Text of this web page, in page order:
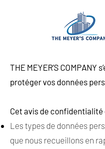
THE MEYER’S COMPANY
protéger vos données
Cet avis de confidentialité
Les types de données
que nous recueillons en